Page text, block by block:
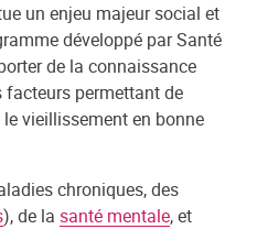
un enjeu majeur social et
développé par Santé
de la connaissance
permettant de
vieillissement en bonne
chroniques, des
), de la santé mentale, et